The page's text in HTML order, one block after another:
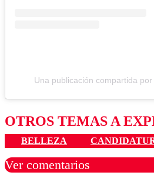
Una publicación compartida por
OTROS TEMAS A
BELLEZA
Ver comentarios